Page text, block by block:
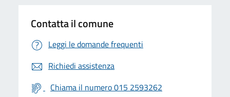
Contatta il comune
Leggi le domande frequenti
Richiedi assistenza
Chiama il numero 015 2593262